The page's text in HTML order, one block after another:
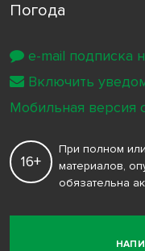
Погода
16+
При полном
материалов,
обязательна
e-mail подписка
Включить
Мобильная версия